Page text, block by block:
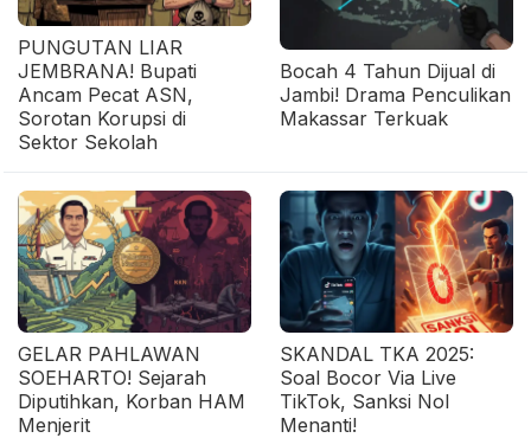
PUNGUTAN LIAR
JEMBRANA! Bupati
Ancam Pecat ASN,
Sorotan Korupsi di
Sektor Sekolah
Bocah 4 Tahun Dijual di
Jambi! Drama Penculikan
Makassar Terkuak
GELAR PAHLAWAN
SOEHARTO! Sejarah
Diputihkan, Korban HAM
Menjerit
SKANDAL TKA 2025:
Soal Bocor Via Live
TikTok, Sanksi Nol
Menanti!